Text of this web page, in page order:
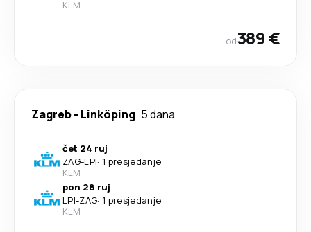
KLM
od389 €
Zagreb- Linköping 5 dana
čet 24 ruj
ZAG-LPI· 1 presjedanje
KLM
pon 28 ruj
LPI-ZAG· 1 presjedanje
KLM